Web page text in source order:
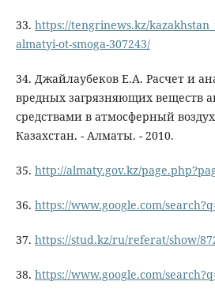
33. https://tengrinews.kz/
almatyi-ot-smoga-307243/
34. Джайлаубеков Е.А. Расчет и
вредных загрязняющих веществ
средствами в атмосферный
Казахстан. - Алматы. - 2010.
35. http://almaty.gov.kz/
36. https://www.google.com/
37. https://stud.kz/ru/referat/show/
38. https://www.google.com/